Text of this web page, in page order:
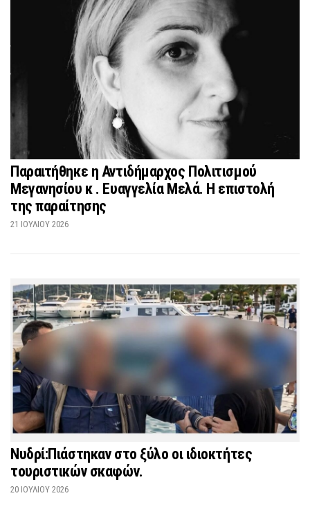
Παραιτήθηκε η Αντιδήμαρχος Πολιτισμού
Μεγανησίου κ . Ευαγγελία Μελά. Η επιστολή
της παραίτησης
21 ΙΟΥΛΊΟΥ 2026
Νυδρί:Πιάστηκαν στο ξύλο οι ιδιοκτήτες
τουριστικών σκαφών.
20 ΙΟΥΛΊΟΥ 2026